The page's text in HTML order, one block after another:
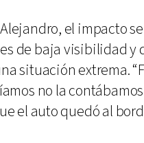
el impacto
de baja visibilidad y
situación extrema.
no la
el auto quedó al